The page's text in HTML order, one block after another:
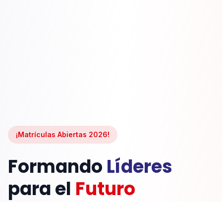
¡Matrículas Abiertas 2026!
Formando Líderes
para el Futuro